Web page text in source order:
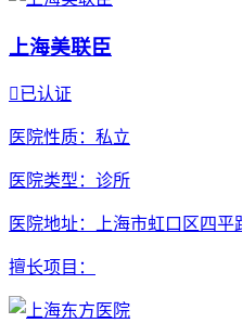
上海美联臣
已认证
医院性质：私立
医院类型 ：诊所
医院地址：上海市虹口区四平
擅长项目 ：